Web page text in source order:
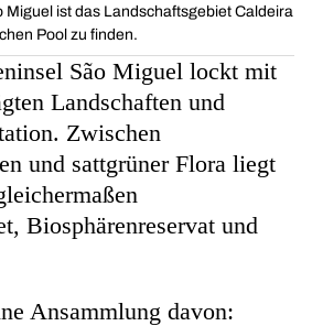
Miguel ist das Landschaftsgebiet Caldeira
Pool zu finden.
São Miguel lockt mit
Landschaften und
Zwischen
und sattgrüner Flora liegt
Biosphärenreservat und
Ansammlung davon: